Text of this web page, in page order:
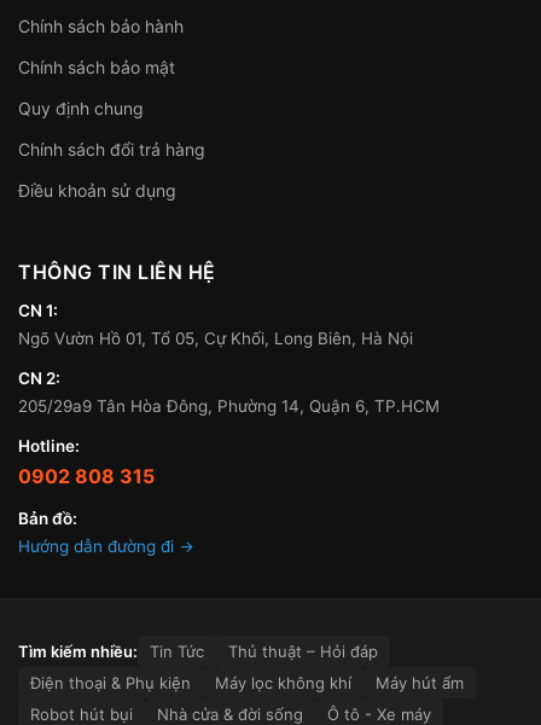
Chính sách bảo hành
Chính sách bảo mật
Quy định chung
Chính sách đổi trả hàng
Điều khoản sử dụng
THÔNG TIN LIÊN HỆ
CN 1:
Ngõ Vườn Hồ 01, Tổ 05, Cự Khối, Long Biên, Hà Nội
CN 2:
205/29a9 Tân Hòa Đông, Phường 14, Quận 6, TP.HCM
Hotline:
0902 808 315
Bản đồ:
Hướng dẫn đường đi →
Tìm kiếm nhiều: Tin Tức
Thủ thuật – Hỏi đáp
Điện thoại & Phụ kiện
Máy lọc không khí
Máy hút ẩm
Robot hút bụi
Nhà cửa & đời sống Ô tô - Xe máy